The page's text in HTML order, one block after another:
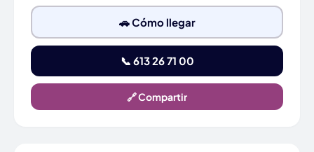
🚗 Cómo llegar
📞 613 26 71 00
🔗 Compartir